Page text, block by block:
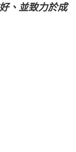
、並致力於成